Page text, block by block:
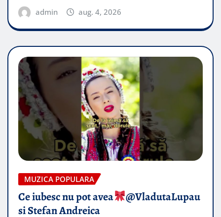
admin aug. 4, 2026
MUZICA POPULARA
Ce iubesc nu pot avea
​@VladutaLupau
si Stefan Andreica